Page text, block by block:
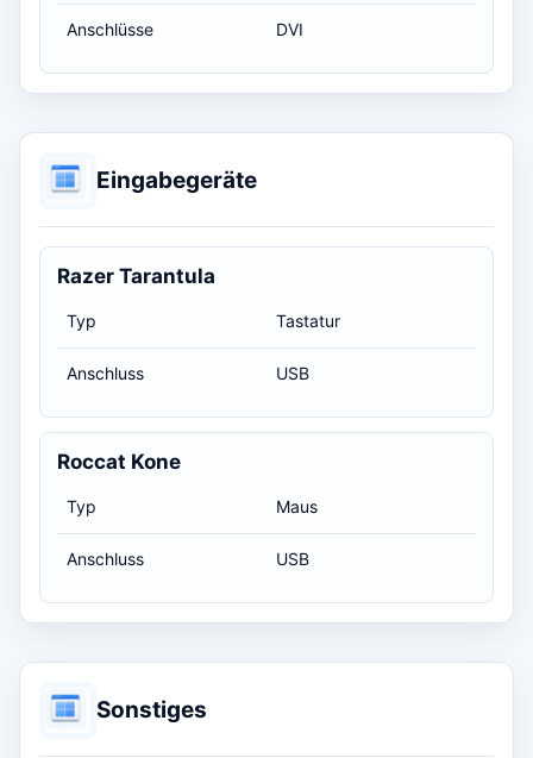
Anschlüsse DVI
Eingabegeräte
Razer Tarantula
Typ Tastatur
Anschluss USB
Roccat Kone
Typ Maus
Anschluss USB
Sonstiges